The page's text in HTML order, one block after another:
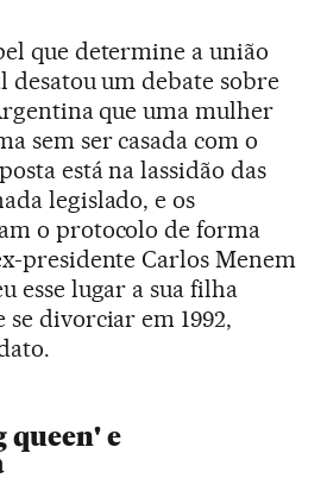
que determine a união
desatou um debate sobre
que uma mulher
sem ser casada com o
está na lassidão das
legislado, e os
o protocolo de forma
presidente Carlos Menem
esse lugar a sua filha
divorciar em 1992,
queen' e